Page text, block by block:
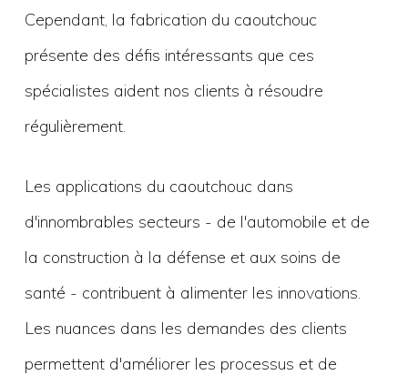
Cependant, la fabrication du caoutchouc
présente des défis intéressants que ces
spécialistes aident nos clients à résoudre
régulièrement.
Les applications du caoutchouc dans
d'innombrables secteurs - de l'automobile et de
la construction à la défense et aux soins de
santé - contribuent à alimenter les innovations.
Les nuances dans les demandes des clients
permettent d'améliorer les processus et de